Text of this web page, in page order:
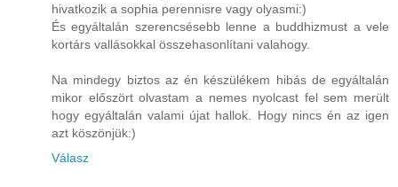
hivatkozik a sophia perennisre vagy olyasmi:)
És egyáltalán szerencsésebb lenne a buddhizmust a vele
kortárs vallásokkal összehasonlítani valahogy.
Na mindegy biztos az én készülékem hibás de egyáltalán
mikor előszört olvastam a nemes nyolcast fel sem merült
hogy egyáltalán valami újat hallok. Hogy nincs én az igen
azt köszönjük:)
Válasz